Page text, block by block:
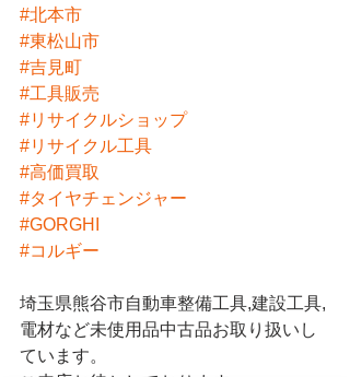
#北本市
#東松山市
#吉見町
#工具販売
#リサイクルショップ
#リサイクル工具
#高価買取
#タイヤチェンジャー
#GORGHI
#コルギー
埼玉県熊谷市自動車整備工具,建設工具,
電材など未使用品中古品お取り扱いし
ています。